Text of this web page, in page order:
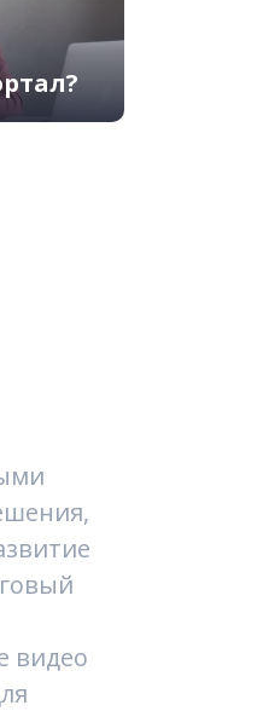
видео